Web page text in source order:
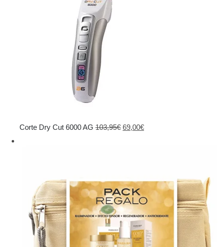
Corte Dry Cut 6000 AG 103,95€ El
103,95€.
69,00€El
69,00€.